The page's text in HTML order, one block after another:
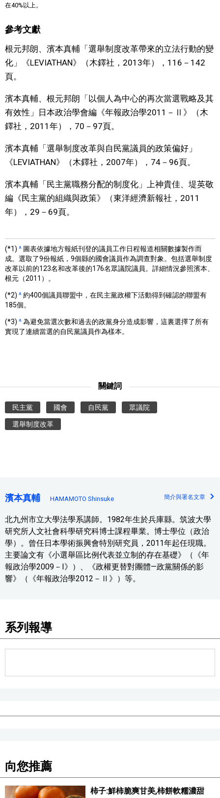
在40%以上。
參考文獻
根元邦朗、濱本真輔「選舉制度改革帶來的立法行動的變
化」《LEVIATHAN》（木鐸社，2013年），116－142
頁。
濱本真輔、根元邦朗「以個人為中心的再次當選戰略及其
有效性」日本政治學會編《年報政治學2011－Ⅱ》（木
鐸社，2011年），70－97頁。
濱本真輔「選舉制度改革與自民黨議員的政策偏好」
《LEVIATHAN》（木鐸社，2007年），74－96頁。
濱本真輔「民主黨職務分配的制度化」上神貴佳、堤英敬
編《民主黨的組織與政策》（東洋經濟新報社，2011
年），29－69頁。
(*1) ^圖表依據地方報紙刊登的議員工作日程報道相關數據製作而
成。選取了9份報紙，9個縣的國會議員作為調查對象。包括選舉制度
改革以前的123名和改革後的176名眾議院議員。詳細情況參照濱本、
根元（2011）。
(*2) ^約400個議員聯盟中，在民主黨政權下活動得到確認的聯盟有
185個。
(*3) ^為避免當選次數和過去的政黨身分造成影響，這裏選擇了所有
實現了連續當選的自民黨議員作為樣本。
關鍵詞
民主黨 國會 自民黨 眾議院
選舉制度改革
濱本真輔 HAMAMOTO Shinsuke 簡介與署名文章
北九州市立大學法學系講師。1982年生於兵庫縣。筑波大學
研究所人文社會科學研究科博士課程畢業。博士學位（政治
學）。曾任日本學術振興會特別研究員，2011年起任現職。
主要論文有《小選舉區比例代表並立制的存在基礎》（《年
報政治學2009－I》）、《政權更替對團體—政黨關係的影
響》（《年報政治學2012－Ⅱ》）等。
系列報導
向您推薦
柿子:鮮柿脆爽甘美,柿餅軟糯濃甜